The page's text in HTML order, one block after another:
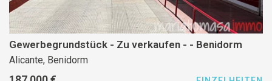
Gewerbegrundstück - Zu verkaufen - - Benidorm
Alicante, Benidorm